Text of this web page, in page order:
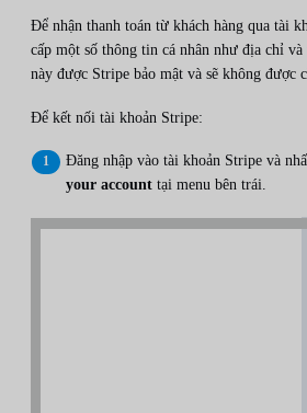
Để nhận thanh toán từ khách hàng qua tài
cấp một số thông tin cá nhân như địa chỉ
này được Stripe bảo mật và sẽ không được
Để kết nối tài khoản Stripe:
Đăng nhập vào tài khoản Stripe và
your account tại menu bên trái.